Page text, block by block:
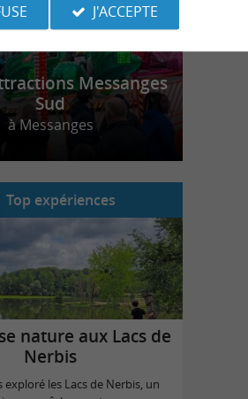
Messanges
Sud
à Messanges
Top expériences
nature aux Lacs de
Nerbis
exploré les Lacs de Nerbis, un
J'ACCEPTE